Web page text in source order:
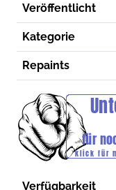
Veröffentlicht
Kategorie
Repaints
Verfügbarkeit